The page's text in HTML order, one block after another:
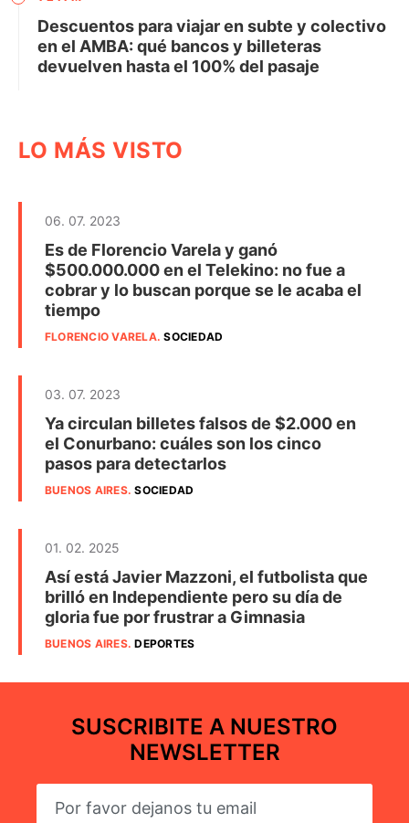
Descuentos para viajar en subte y colectivo
en el AMBA: qué bancos y billeteras
devuelven hasta el 100% del pasaje
LO MÁS VISTO
06. 07. 2023
Es de Florencio Varela y ganó
$500.000.000 en el Telekino: no fue a
cobrar y lo buscan porque se le acaba el
tiempo
FLORENCIO VARELA.SOCIEDAD
03. 07. 2023
Ya circulan billetes falsos de $2.000 en
el Conurbano: cuáles son los cinco
pasos para detectarlos
BUENOS AIRES.SOCIEDAD
01. 02. 2025
Así está Javier Mazzoni, el futbolista que
brilló en Independiente pero su día de
gloria fue por frustrar a Gimnasia
BUENOS AIRES.DEPORTES
SUSCRIBITE A NUESTRO
NEWSLETTER